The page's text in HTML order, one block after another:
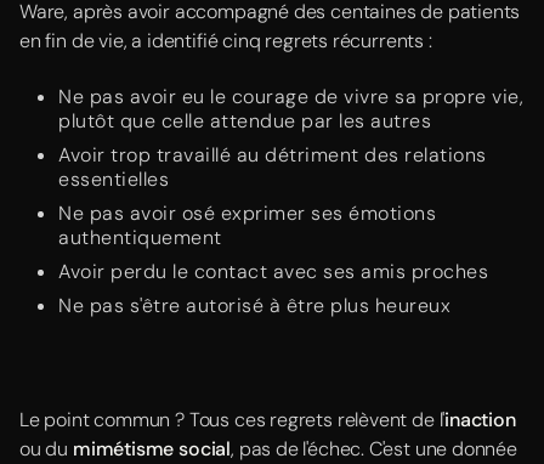
Ware, après avoir accompagné des centaines de patients
en fin de vie, a identifié cinq regrets récurrents :
Ne pas avoir eu le courage de vivre sa propre vie,
plutôt que celle attendue par les autres
Avoir trop travaillé au détriment des relations
essentielles
Ne pas avoir osé exprimer ses émotions
authentiquement
Avoir perdu le contact avec ses amis proches
Ne pas s'être autorisé à être plus heureux
Le point commun ? Tous ces regrets relèvent de l'inaction
ou du mimétisme social, pas de l'échec. C'est une donnée